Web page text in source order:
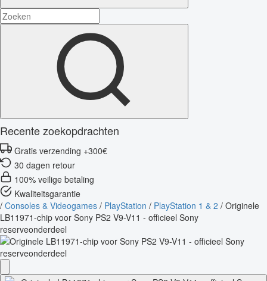
Recente zoekopdrachten
Gratis verzending +300€
30 dagen retour
100% veilige betaling
Kwaliteitsgarantie
/ Consoles & Videogames / PlayStation / PlayStation 1 & 2 / Originele
LB11971-chip voor Sony PS2 V9-V11 - officieel Sony
reserveonderdeel